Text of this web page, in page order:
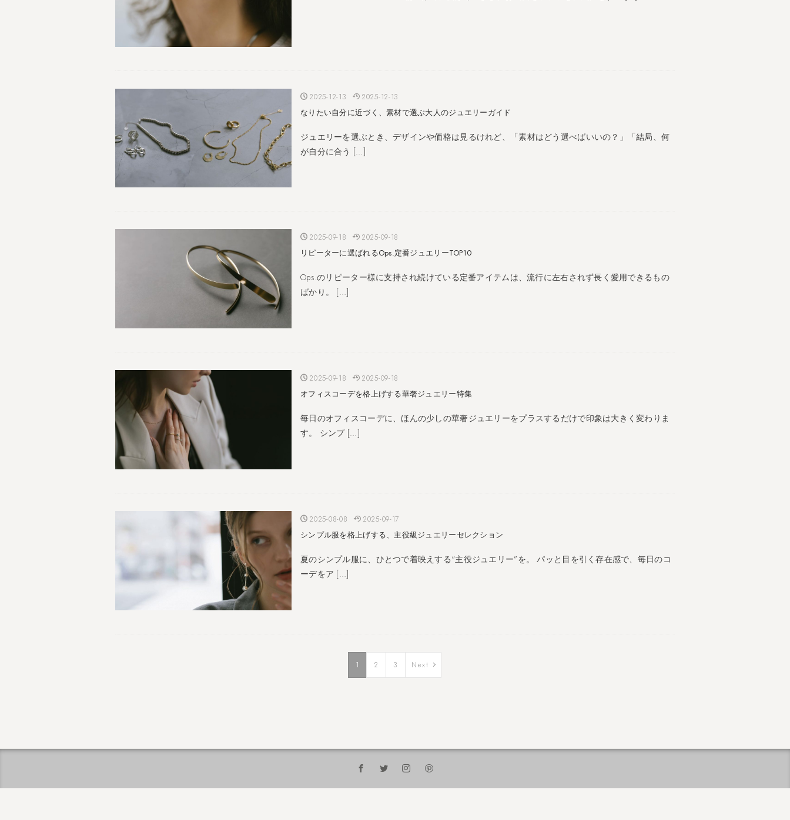
2025-12-13 2025-12-13
なりたい自分に近づく、素材で選ぶ大人のジュエリーガイド
ジュエリーを選ぶとき、デザインや価格は見るけれど、「素材はどう選べばいいの？」「結局、何
が自分に合う […]
2025-09-18 2025-09-18
リピーターに選ばれるOps.定番ジュエリーTOP10
Ops.のリピーター様に支持され続けている定番アイテムは、流行に左右されず長く愛用できるもの
ばかり。 […]
2025-09-18 2025-09-18
オフィスコーデを格上げする華奢ジュエリー特集
毎日のオフィスコーデに、ほんの少しの華奢ジュエリーをプラスするだけで印象は大きく変わりま
す。 シンプ […]
2025-08-08 2025-09-17
シンプル服を格上げする、主役級ジュエリーセレクション
夏のシンプル服に、ひとつで着映えする“主役ジュエリー”を。 パッと目を引く存在感で、毎日のコ
ーデをア […]
1 2 3 Next